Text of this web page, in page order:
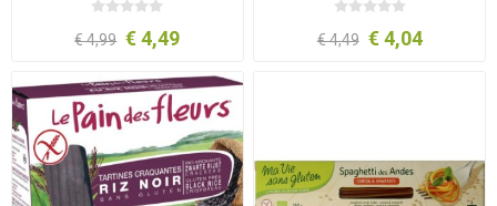
€ 4,99 € 4,49 € 4,49 € 4,04